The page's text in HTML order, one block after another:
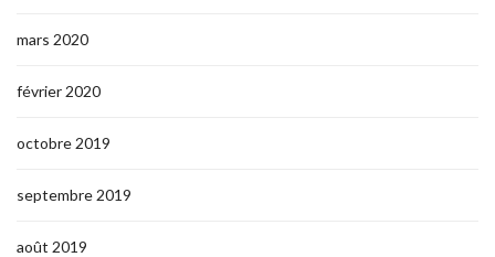
mars 2020
février 2020
octobre 2019
septembre 2019
août 2019